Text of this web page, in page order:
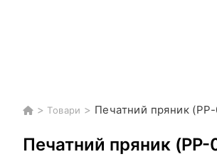
> Товари > Печатний пряник
Печатний пряник (PP-